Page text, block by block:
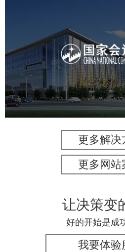
国家会议
专业服务 网
更多解决
更多网站
让决策变
好的开始是成
我要体验